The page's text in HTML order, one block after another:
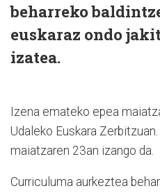
beharreko
euskaraz ondo
izatea.
Izena emateko epea
Udaleko Euskara
maiatzaren 23an izango da.
Curriculuma aurkeztea